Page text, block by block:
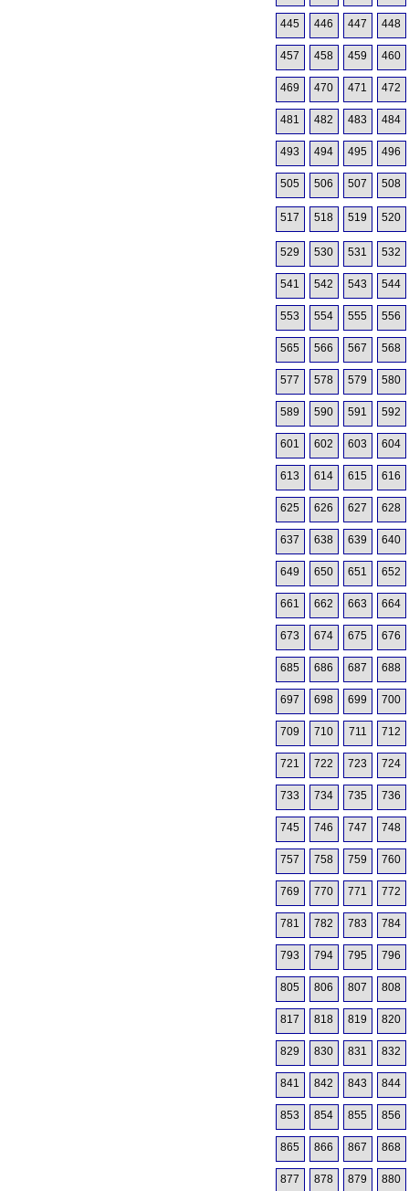
445 446 447 448
457 458 459 460
469 470 471 472
481 482 483 484
493 494 495 496
505 506 507 508
517 518 519 520
529 530 531 532
541 542 543 544
553 554 555 556
565 566 567 568
577 578 579 580
589 590 591 592
601 602 603 604
613 614 615 616
625 626 627 628
637 638 639 640
649 650 651 652
661 662 663 664
673 674 675 676
685 686 687 688
697 698 699 700
709 710 711 712
721 722 723 724
733 734 735 736
745 746 747 748
757 758 759 760
769 770 771 772
781 782 783 784
793 794 795 796
805 806 807 808
817 818 819 820
829 830 831 832
841 842 843 844
853 854 855 856
865 866 867 868
877 878 879 880